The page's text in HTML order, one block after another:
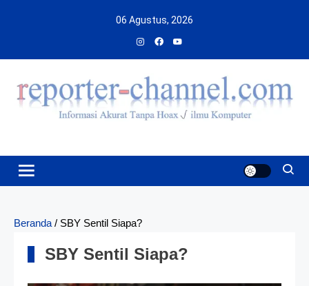
06 Agustus, 2026
Beranda / SBY Sentil Siapa?
SBY Sentil Siapa?